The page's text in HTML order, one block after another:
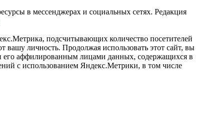
в мессенджерах и социальных сетях. Редакция
подсчитывающих количество посетителей
личность. Продолжая использовать этот сайт, вы
его аффилированным лицами данных, содержащихся в
с использованием Яндекс.Метрики, в том числе